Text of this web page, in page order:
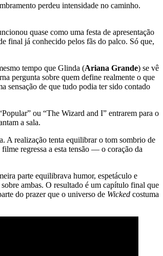
perdeu intensidade no caminho.
quase como uma festa de apresentação
final já conhecido pelos fãs do palco. Só que,
tempo que Glinda (Ariana Grande) se vê
pergunta sobre quem define realmente o que
sensação de que tudo podia ter sido contado
ou “The Wizard and I” entrarem para o
a sala.
A realização tenta equilibrar o tom sombrio de
regressa a esta tensão — o coração da
parte equilibrava humor, espetáculo e
ambas. O resultado é um capítulo final que
do prazer que o universo de Wicked costuma